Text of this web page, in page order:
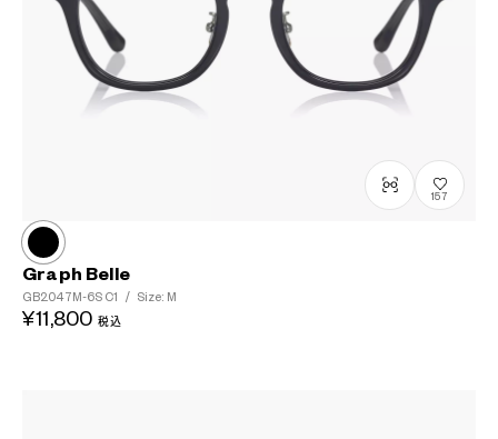
157
Graph Belle
GB2047M-6S C1 / Size: M
¥11,800 税込